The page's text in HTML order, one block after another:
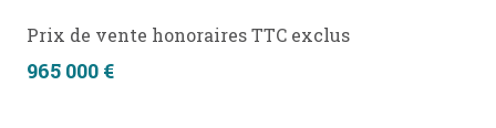
Prix de vente honoraires TTC exclus
965 000 €